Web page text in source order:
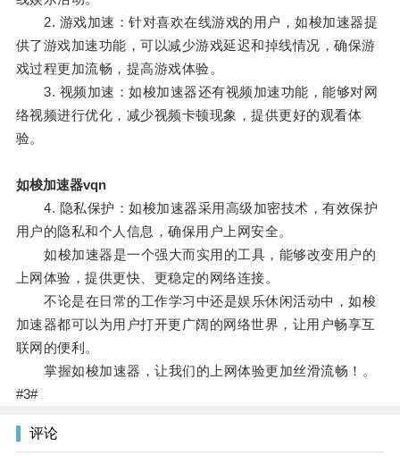
2. 游戏加速：针对喜欢在线游戏的用户，如梭加速器提
供了游戏加速功能，可以减少游戏延迟和掉线情况，确保游
戏过程更加流畅，提高游戏体验。
3. 视频加速：如梭加速器还有视频加速功能，能够对网
络视频进行优化，减少视频卡顿现象，提供更好的观看体
验。
如梭加速器vqn
4. 隐私保护：如梭加速器采用高级加密技术，有效保护
用户的隐私和个人信息，确保用户上网安全。
如梭加速器是一个强大而实用的工具，能够改变用户的
上网体验，提供更快、更稳定的网络连接。
不论是在日常的工作学习中还是娱乐休闲活动中，如梭
加速器都可以为用户打开更广阔的网络世界，让用户畅享互
联网的便利。
掌握如梭加速器，让我们的上网体验更加丝滑流畅！。
#3#
评论